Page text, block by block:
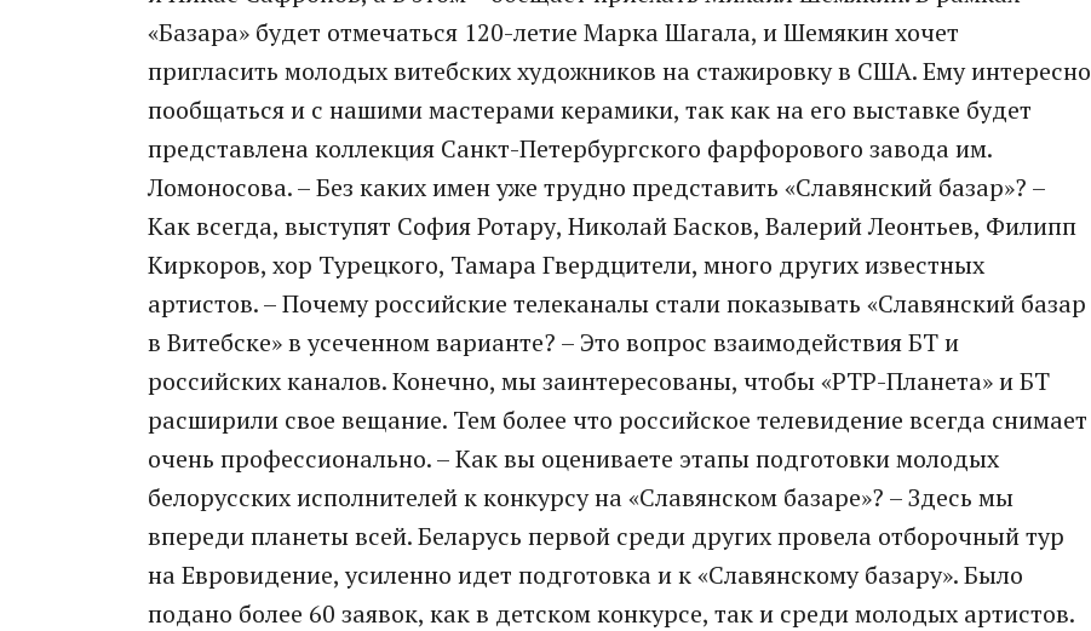
«Базара» будет отмечаться 120-летие Марка Шагала, и Шемякин хочет
пригласить молодых витебских художников на стажировку в США. Ему интересно
пообщаться и с нашими мастерами керамики, так как на его выставке будет
представлена коллекция Санкт-Петербургского фарфорового завода им.
Ломоносова. – Без каких имен уже трудно представить «Славянский базар»? –
Как всегда, выступят София Ротару, Николай Басков, Валерий Леонтьев, Филипп
Киркоров, хор Турецкого, Тамара Гвердцители, много других известных
артистов. – Почему российские телеканалы стали показывать «Славянский базар
в Витебске» в усеченном варианте? – Это вопрос взаимодействия БТ и
российских каналов. Конечно, мы заинтересованы, чтобы «РТР-Планета» и БТ
расширили свое вещание. Тем более что российское телевидение всегда снимает
очень профессионально. – Как вы оцениваете этапы подготовки молодых
белорусских исполнителей к конкурсу на «Славянском базаре»? – Здесь мы
впереди планеты всей. Беларусь первой среди других провела отборочный тур
на Евровидение, усиленно идет подготовка и к «Славянскому базару». Было
подано более 60 заявок, как в детском конкурсе, так и среди молодых артистов.